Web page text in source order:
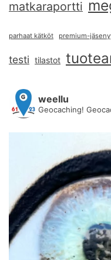
matkaraportti
parhaat kätköt premium-
testi tilastot
weellu
Geocaching!